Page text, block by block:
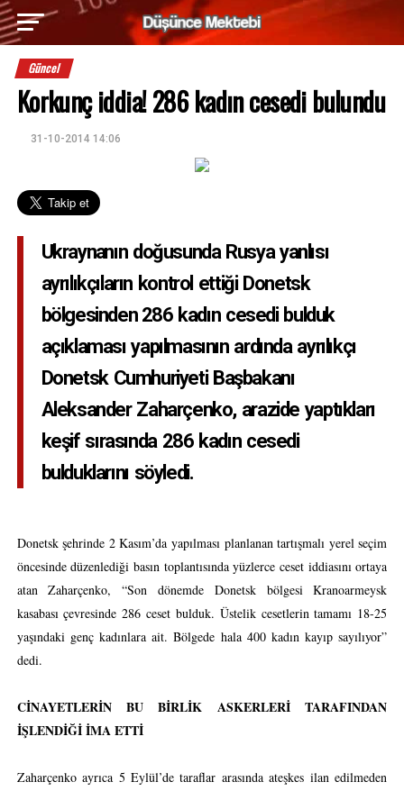
Güncel
Korkunç iddia! 286 kadın cesedi bulundu
31-10-2014 14:06
Ukraynanın doğusunda Rusya yanlısı
ayrılıkçıların kontrol ettiği Donetsk
bölgesinden 286 kadın cesedi bulduk
açıklaması yapılmasının ardında ayrılıkçı
Donetsk Cumhuriyeti Başbakanı
Aleksander Zaharçenko, arazide yaptıkları
keşif sırasında 286 kadın cesedi
bulduklarını söyledi.
Donetsk şehrinde 2 Kasım’da yapılması planlanan tartışmalı yerel seçim
öncesinde düzenlediği basın toplantısında yüzlerce ceset iddiasını ortaya
atan Zaharçenko, “Son dönemde Donetsk bölgesi Kranoarmeysk
kasabası çevresinde 286 ceset bulduk. Üstelik cesetlerin tamamı 18-25
yaşındaki genç kadınlara ait. Bölgede hala 400 kadın kayıp sayılıyor”
dedi.
CİNAYETLERİN BU BİRLİK ASKERLERİ TARAFINDAN
İŞLENDİĞİ İMA ETTİ
Zaharçenko ayrıca 5 Eylül’de taraflar arasında ateşkes ilan edilmeden